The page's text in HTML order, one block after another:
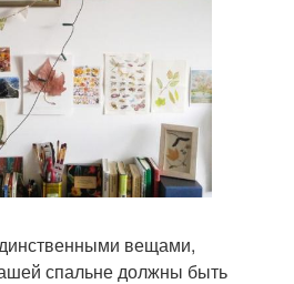
вещами,
спальне должны быть